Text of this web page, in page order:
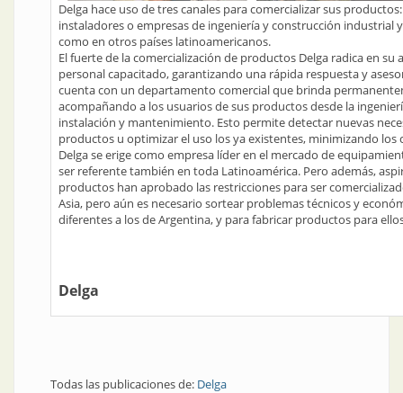
Delga hace uso de tres canales para comercializar sus
instaladores o empresas de ingeniería y construcción industrial
como en otros países latinoamericanos.
El fuerte de la comercialización de productos Delga radica en
personal capacitado, garantizando una rápida respuesta y
cuenta con un departamento comercial que brinda
acompañando a los usuarios de sus productos desde la
instalación y mantenimiento. Esto permite detectar nuevas
productos u optimizar el uso los ya existentes, minimizando
Delga se erige como empresa líder en el mercado de
ser referente también en toda Latinoamérica. Pero además,
productos han aprobado las restricciones para ser
Asia, pero aún es necesario sortear problemas técnicos y
diferentes a los de Argentina, y para fabricar productos para
Delga
Todas las publicaciones de: Delga